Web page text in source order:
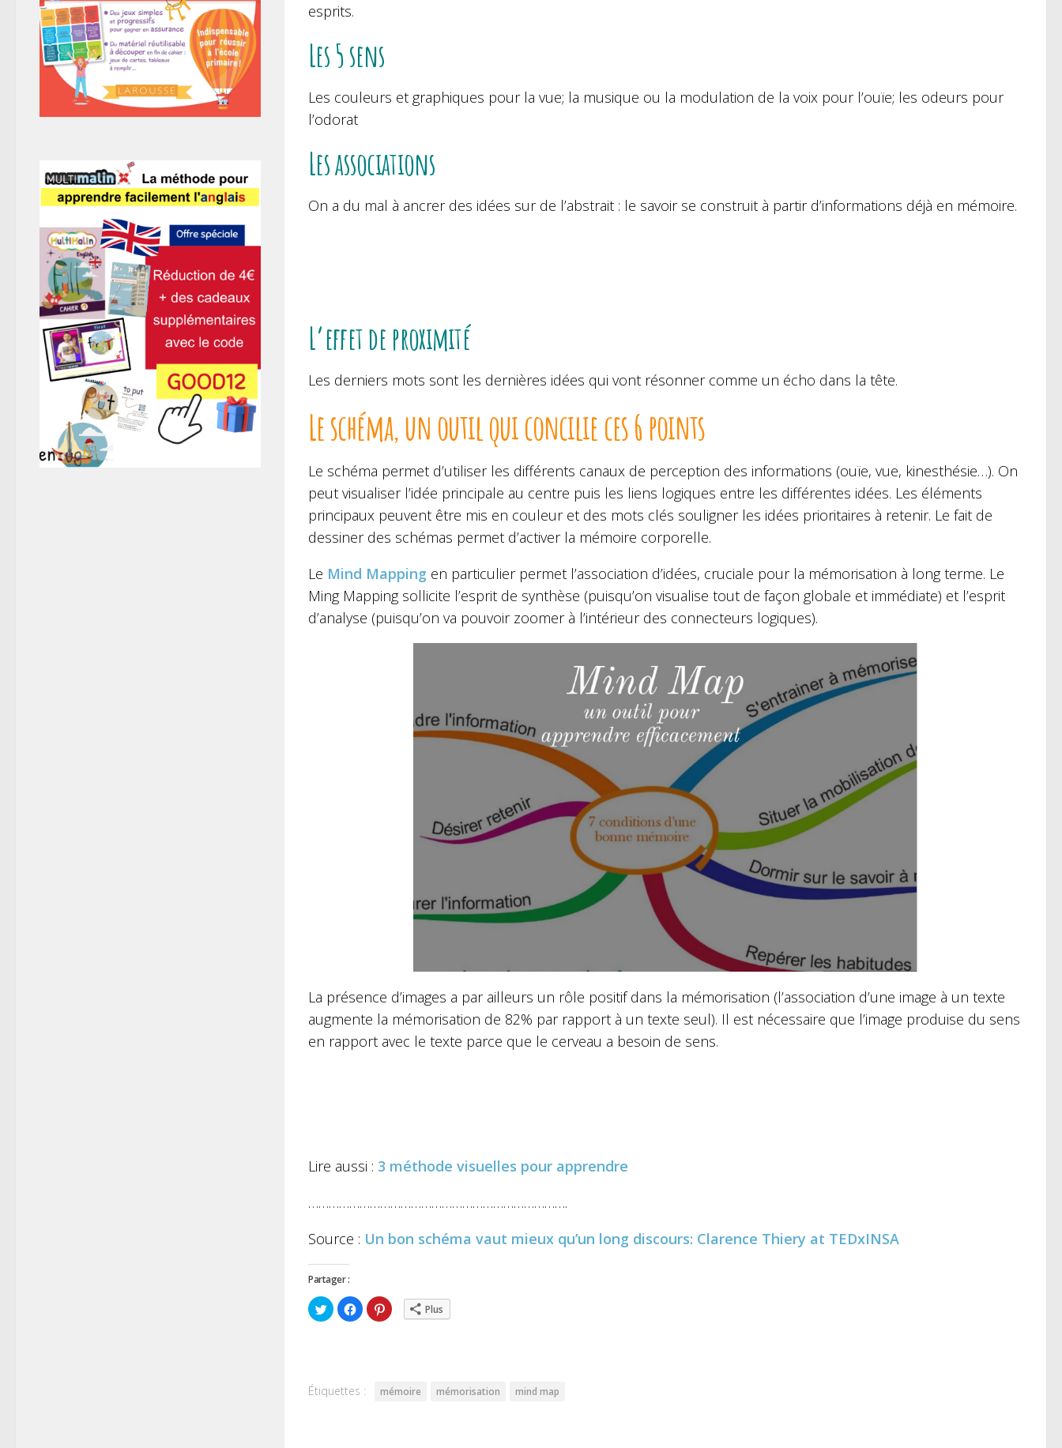
esprits.
Les 5 sens
Les couleurs et graphiques pour la vue; la musique ou la modulation de la voix pour l’ouïe; les odeurs pour
l’odorat
Les associations
On a du mal à ancrer des idées sur de l’abstrait : le savoir se construit à partir d’informations déjà en mémoire.
L’effet de proximité
Les derniers mots sont les dernières idées qui vont résonner comme un écho dans la tête.
Le schéma, un outil qui concilie ces 6 points
Le schéma permet d’utiliser les différents canaux de perception des informations (ouïe, vue, kinesthésie…). On
peut visualiser l’idée principale au centre puis les liens logiques entre les différentes idées. Les éléments
principaux peuvent être mis en couleur et des mots clés souligner les idées prioritaires à retenir. Le fait de
dessiner des schémas permet d’activer la mémoire corporelle.
Le Mind Mapping en particulier permet l’association d’idées, cruciale pour la mémorisation à long terme. Le
Ming Mapping sollicite l’esprit de synthèse (puisqu’on visualise tout de façon globale et immédiate) et l’esprit
d’analyse (puisqu’on va pouvoir zoomer à l’intérieur des connecteurs logiques).
La présence d’images a par ailleurs un rôle positif dans la mémorisation (l’association d’une image à un texte
augmente la mémorisation de 82% par rapport à un texte seul). Il est nécessaire que l’image produise du sens
en rapport avec le texte parce que le cerveau a besoin de sens.
Lire aussi : 3 méthode visuelles pour apprendre
………………………………………………………………….
Source : Un bon schéma vaut mieux qu’un long discours: Clarence Thiery at TEDxINSA
Partager :
Cliquez
pour
partager
Cliquez
pour
partager
Cliquez
pour Plus
Étiquettes : mémoire mémorisation mind map